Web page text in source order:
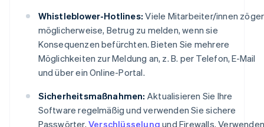
Whistleblower-Hotlines: Viele Mitarbeiter/innen
möglicherweise, Betrug zu melden, wenn sie
Konsequenzen befürchten. Bieten Sie mehrere
Möglichkeiten zur Meldung an, z. B. per Telefon, E-Mail
und über ein Online-Portal.
Sicherheitsmaßnahmen: Aktualisieren Sie Ihre
Software regelmäßig und verwenden Sie sichere
Passwörter, Verschlüsselung und Firewalls. Verwenden